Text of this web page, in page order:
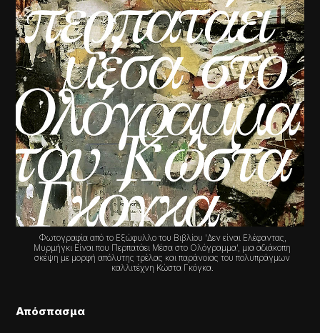
Φωτογραφία από το Εξώφυλλο του Βιβλίου 'Δεν είναι Ελέφαντας,
Μυρμήγκι Είναι που Περπατάει Μέσα στο Ολόγραμμα', μια αδιάκοπη
σκέψη με μορφή απόλυτης τρέλας και παράνοιας του πολυπράγμων
καλλιτέχνη Κώστα Γκόγκα.
Απόσπασμα